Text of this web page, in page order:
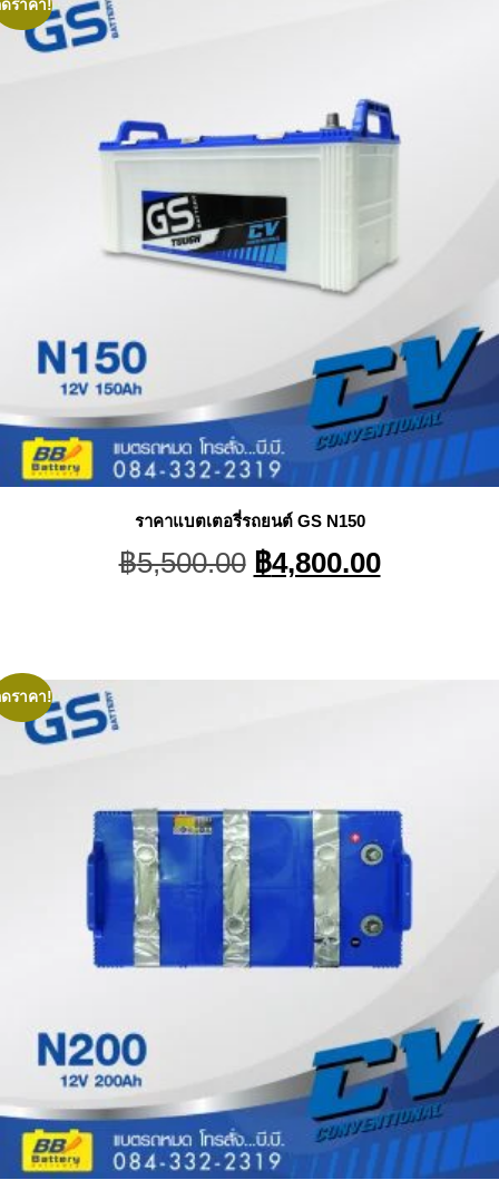
ราคา!
ราคาแบตเตอรี่รถยนต์ GS N150
฿5,500.00 Original
price
฿4,800.00Current
price
ราคา!